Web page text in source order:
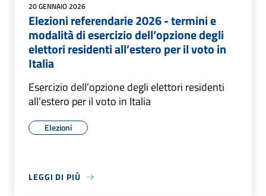
20 GENNAIO 2026
Elezioni referendarie 2026 - termini e
modalità di esercizio dell’opzione degli
elettori residenti all’estero per il voto in
Italia
Esercizio dell’opzione degli elettori residenti
all’estero per il voto in Italia
Elezioni
LEGGI DI PIÙ